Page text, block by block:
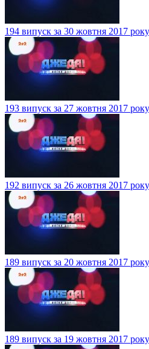
194 випуск за 30 жовтня 2017 року
193 випуск за 27 жовтня 2017 року
192 випуск за 26 жовтня 2017 року
189 випуск за 20 жовтня 2017 року
189 випуск за 19 жовтня 2017 року